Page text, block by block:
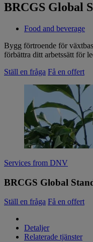
BRCGS Global
Food and beverage
Bygg förtroende för
förbättra ditt arbetssätt för
Ställ en fråga Få en offert
Services from DNV
BRCGS Global
Ställ en fråga Få en offert
Detaljer
Relaterade tjänster